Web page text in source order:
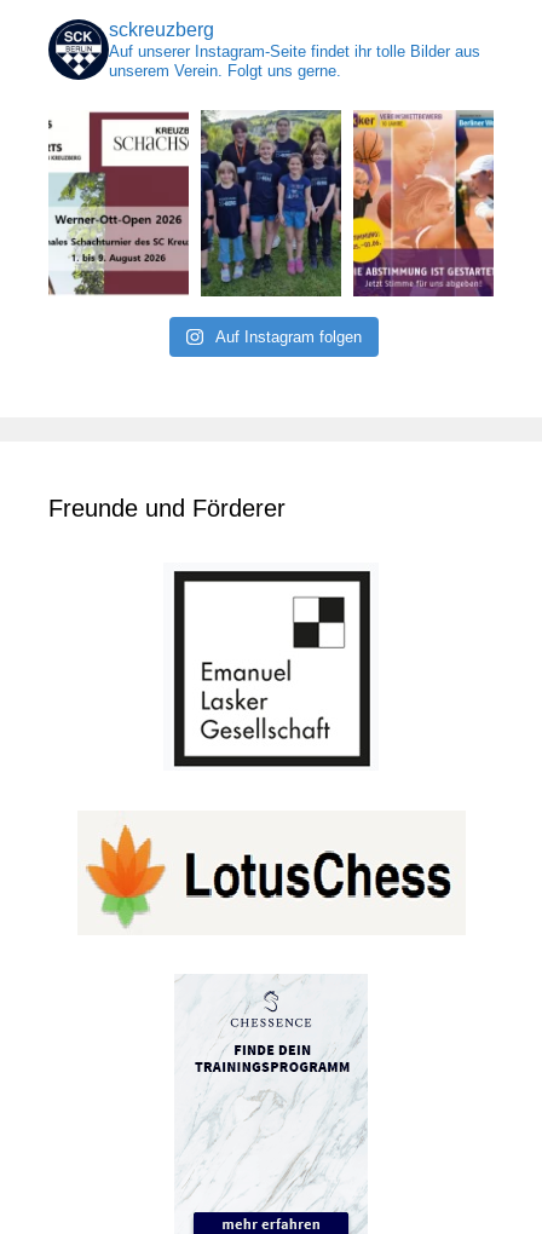
sckreuzberg
Auf unserer Instagram-Seite findet ihr tolle Bilder aus
unserem Verein. Folgt uns gerne.
Auf Instagram folgen
Freunde und Förderer